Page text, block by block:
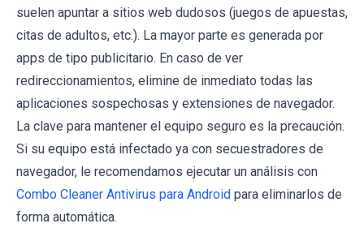
suelen apuntar a sitios web dudosos (juegos de apuestas,
citas de adultos, etc.). La mayor parte es generada por
apps de tipo publicitario. En caso de ver
redireccionamientos, elimine de inmediato todas las
aplicaciones sospechosas y extensiones de navegador.
La clave para mantener el equipo seguro es la precaución.
Si su equipo está infectado ya con secuestradores de
navegador, le recomendamos ejecutar un análisis con
Combo Cleaner Antivirus para Android para eliminarlos de
forma automática.